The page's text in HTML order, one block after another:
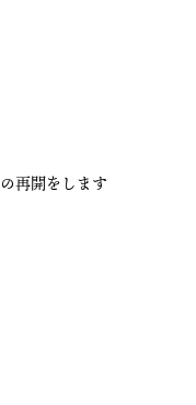
再開をします